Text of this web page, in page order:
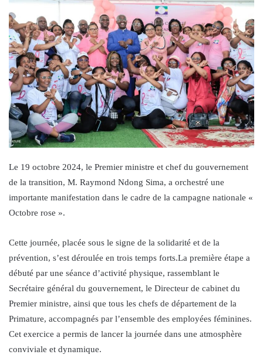
Le 19 octobre 2024, le Premier ministre et chef du gouvernement
de la transition, M. Raymond Ndong Sima, a orchestré une
importante manifestation dans le cadre de la campagne nationale «
Octobre rose ».
Cette journée, placée sous le signe de la solidarité et de la
prévention, s’est déroulée en trois temps forts.La première étape a
débuté par une séance d’activité physique, rassemblant le
Secrétaire général du gouvernement, le Directeur de cabinet du
Premier ministre, ainsi que tous les chefs de département de la
Primature, accompagnés par l’ensemble des employées féminines.
Cet exercice a permis de lancer la journée dans une atmosphère
conviviale et dynamique.